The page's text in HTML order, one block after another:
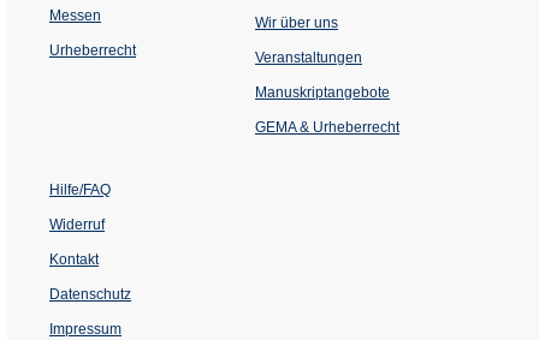
Messen
Urheberrecht
Wir über uns
Veranstaltungen
einem
Tab)
Manuskriptangebote
GEMA & Urheberrecht
Hilfe/FAQ
Widerruf
Kontakt
Datenschutz
Impressum